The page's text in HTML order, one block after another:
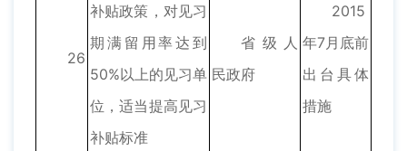
26
补贴政策，对见习
期满留用率达到
50%以上的见习单
位，适当提高见习
补贴标准
省级人
民政府
2015
年7月底前
出台具体
措施